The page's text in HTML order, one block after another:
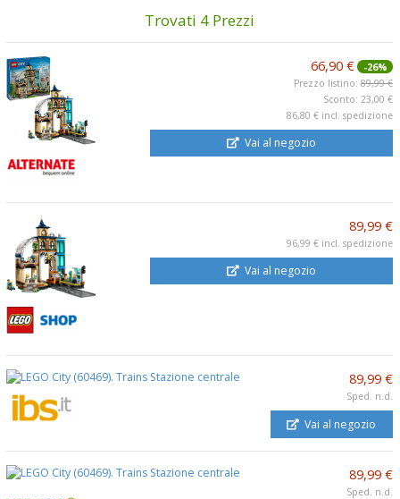
Trovati 4 Prezzi
66,90 €
-26%
Prezzo listino: 89,99 €
Sconto: 23,00 €
86,80 € incl. spedizione
Vai al negozio
89,99 €
96,99 € incl. spedizione
Vai al negozio
89,99 €
Sped. n.d.
Vai al negozio
89,99 €
Sped. n.d.